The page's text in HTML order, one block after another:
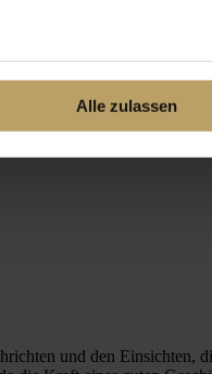
Alle zulassen
und den Einsichten,